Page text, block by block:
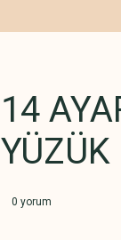
14
YÜZÜK
0 yorum